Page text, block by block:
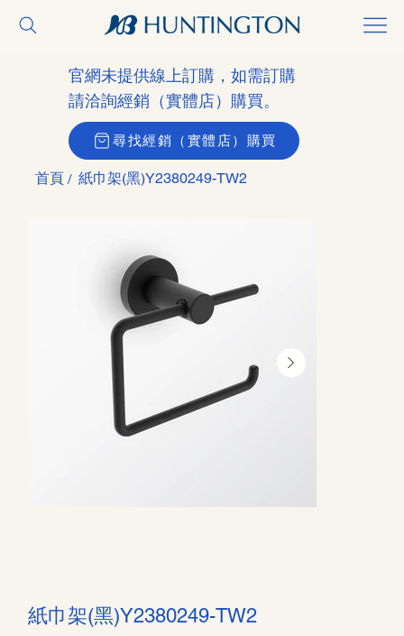
首頁 / 紙巾架(黑)Y2380249-TW2
紙巾架(黑)Y2380249-TW2
官網未提供線上訂購，如需訂購
請洽詢經銷（實體店）購買。
尋找經銷（實體店）購買